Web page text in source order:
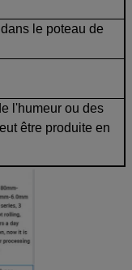
le poteau de
l'humeur ou des
être produite en